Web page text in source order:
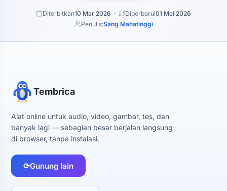
Diterbitkan10 Mar 2026 Diperbarui01 Mei 2026
Penulis:Sang Mahatinggi
Tembrica
Alat online untuk audio, video, gambar, tes, dan
banyak lagi — sebagian besar berjalan langsung
di browser, tanpa instalasi.
⟳Gunung lain